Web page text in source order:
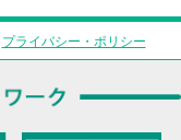
プライバシー・ポリシー